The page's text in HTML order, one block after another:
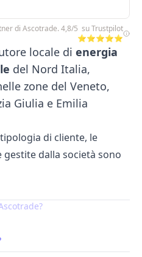
di Ascotrade. 4,8/5 su Trustpilot
⭐⭐⭐⭐⭐
locale di energia
del Nord Italia,
zone del Veneto,
Giulia e Emilia
di cliente, le
dalla società sono